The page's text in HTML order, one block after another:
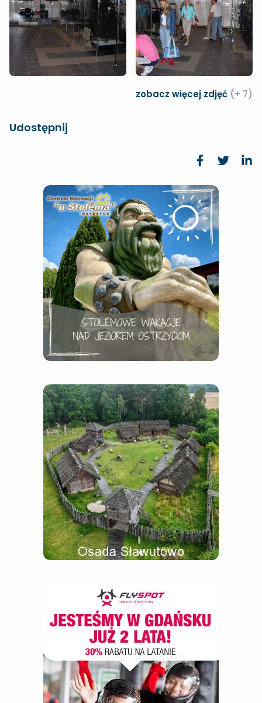
zobacz więcej zdjęć (+ 7)
Udostępnij